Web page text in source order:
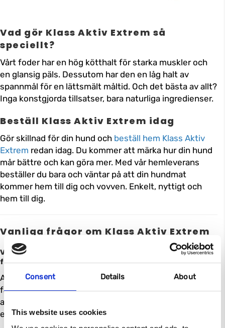
Consent Details About
This website uses cookies
Vad gör Klass Aktiv Extrem så
speciellt?
Vårt foder har en hög kötthalt för starka muskler och
en glansig päls. Dessutom har den en låg halt av
spannmål för en lättsmält måltid. Och det bästa av allt?
Inga konstgjorda tillsatser, bara naturliga ingredienser.
Beställ Klass Aktiv Extrem idag
Gör skillnad för din hund och beställ hem Klass Aktiv
Extrem redan idag. Du kommer att märka hur din hund
mår bättre och kan göra mer. Med vår hemleverans
beställer du bara och väntar på att din hundmat
kommer hem till dig och vovven. Enkelt, nyttigt och
hem till dig.
Vanliga frågor om Klass Aktiv Extrem
Vilken slags hundar är Klass Aktiv Extrem till
för?
Alla hundar kan äta Klass Aktiv Extrem, men
färskfodret är främst framtaget med tanke på mycket
aktiva hundar, hundar som tävlar i till exempel agility
eller hundar som av andra anledning är mycket aktiva.